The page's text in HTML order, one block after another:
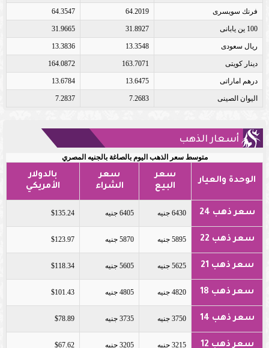
فرنك سويسرى 64.2019
64.3547
100 ين يابانى 31.8927
31.9665
ريال سعودى 13.3548
13.3836
دينار كويتى 163.7071
164.0872
درهم اماراتى 13.6475
13.6784
اليوان الصينى 7.2683
7.2837
أسعار الذهب
متوسط سعر الذهب اليوم بالصاغة بالجنيه المصري
الوحدة والعيار
سعر
البيع
سعر
الشراء
بالدولار
الأمريكي
سعر ذهب 24 6430 جنيه 6405 جنيه $135.24
سعر ذهب 22 5895 جنيه 5870 جنيه $123.97
سعر ذهب 21 5625 جنيه 5605 جنيه $118.34
سعر ذهب 18 4820 جنيه 4805 جنيه $101.43
سعر ذهب 14 3750 جنيه 3735 جنيه $78.89
سعر ذهب 12 3215 جنيه 3205 جنيه $67.62